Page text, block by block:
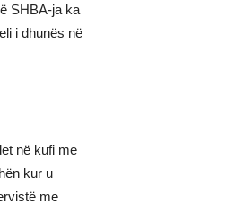
SHBA-ja ka
i dhunës në
në kufi me
kur u
me